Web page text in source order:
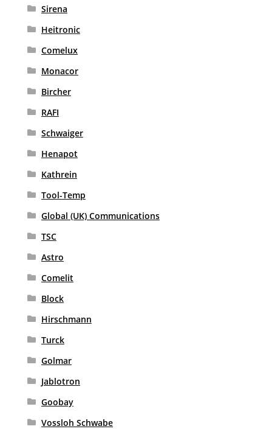
Sirena
Heitronic
Comelux
Monacor
Bircher
RAFI
Schwaiger
Henapot
Kathrein
Tool-Temp
Global (UK) Communications
TSC
Astro
Comelit
Block
Hirschmann
Turck
Golmar
Jablotron
Goobay
Vossloh Schwabe